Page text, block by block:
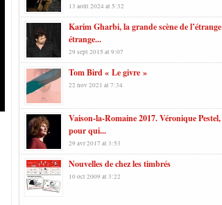
13 août 2024 at 5:32
Karim Gharbi, la grande scène de l’étrange
étrange...
29 sept 2015 at 9:07
Tom Bird « Le givre »
22 nov 2021 at 7:34
Vaison-la-Romaine 2017. Véronique Pestel,
pour qui...
29 avr 2017 at 3:53
Nouvelles de chez les timbrés
10 oct 2009 at 3:22